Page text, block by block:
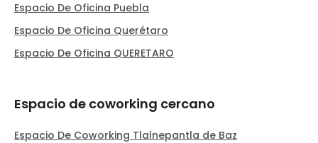
Espacio De Oficina Puebla
Espacio De Oficina Querétaro
Espacio De Oficina QUERETARO
Espacio de coworking cercano
Espacio De Coworking Tlalnepantla de Baz